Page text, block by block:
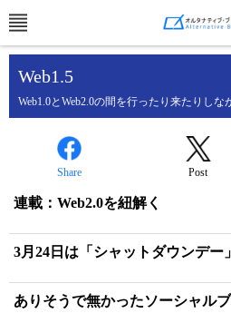
Web1.5
Web1.0とWeb2.0の間を行ったり来たりしな
Share Post
連載：Web2.0を紐解く
3月24日は「シャットダウンデー」
ありそうで無かったソーシャル